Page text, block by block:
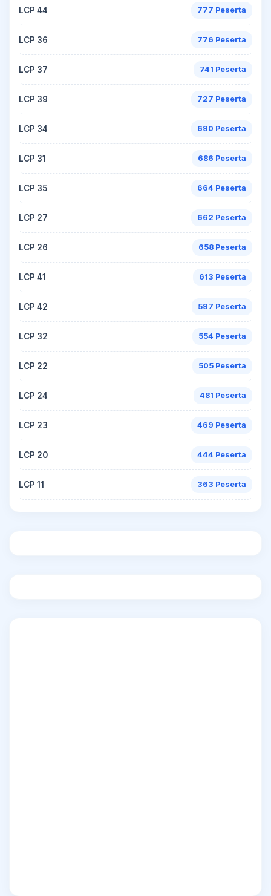
LCP 44 777 Peserta
LCP 36 776 Peserta
LCP 37 741 Peserta
LCP 39 727 Peserta
LCP 34 690 Peserta
LCP 31 686 Peserta
LCP 35 664 Peserta
LCP 27 662 Peserta
LCP 26 658 Peserta
LCP 41 613 Peserta
LCP 42 597 Peserta
LCP 32 554 Peserta
LCP 22 505 Peserta
LCP 24 481 Peserta
LCP 23 469 Peserta
LCP 20 444 Peserta
LCP 11 363 Peserta